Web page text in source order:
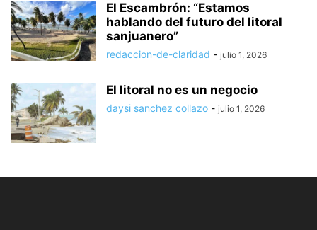
El Escambrón: “Estamos
hablando del futuro del litoral
sanjuanero”
redaccion-de-claridad - julio 1, 2026
El litoral no es un negocio
daysi sanchez collazo - julio 1, 2026